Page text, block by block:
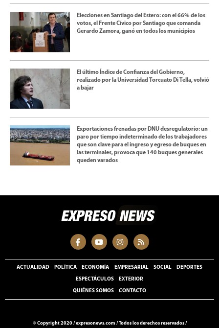
Elecciones en Santiago del Estero: con el 66% de los
votos, el Frente Cívico por Santiago que comanda
Gerardo Zamora, ganó en todos los municipios
El último Índice de Confianza del Gobierno,
realizado por la Universidad Torcuato Di Tella, volvió
a bajar
Exportaciones frenadas por DNU desregulatorio: un
paro por tiempo indeterminado de los trabajadores
que son clave para el ingreso y egreso de buques en
las terminales, provoca que 140 buques generales
queden varados
ACTUALIDAD POLÍTICA ECONOMÍA EMPRESARIAL SOCIAL DEPORTES
ESPECTÁCULOS EXTERIOR
QUIÉNES SOMOS CONTACTO
© Copyright 2020 /expresonews.com /Todos los derechos reservados /